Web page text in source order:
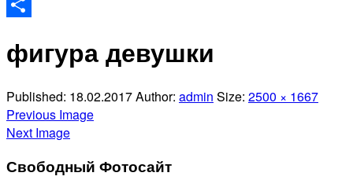
Odnoklassniki
фигура девушки
Published: 18.02.2017Author: admin Size: 2500 × 1667
Previous Image
Next Image
Свободный Фотосайт